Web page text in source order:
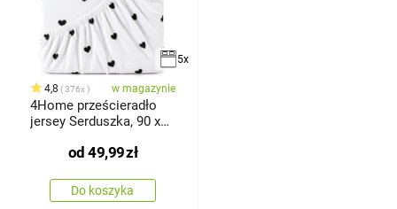
5x
4,8 376x w magazynie
4Home prześcieradło
jersey Serduszka, 90 x
od 49,99zł
Do koszyka